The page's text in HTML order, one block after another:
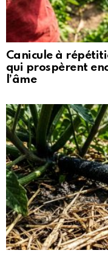
Canicule à
qui prospèrent
l’âme